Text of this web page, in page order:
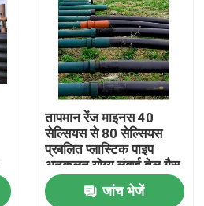
तापमान रेंज माइनस 40
सेल्सियस से 80 सेल्सियस
प्रबलित प्लास्टिक पाइप
अनुकूलन योग्य लंबाई तेल गैस
और जल वितरण नेटवर्क के
लिए उपयुक्त जांच भेजें